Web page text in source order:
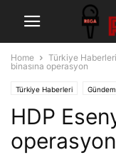
Home Türkiye Haberleri
binasına operasyon
Türkiye Haberleri
HDP
operasyon